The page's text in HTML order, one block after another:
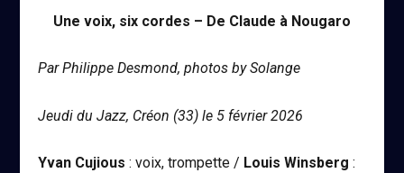
Une voix, six cordes – De Claude à Nougaro
Par Philippe Desmond, photos by Solange
Jeudi du Jazz, Créon (33) le 5 février 2026
Yvan Cujious : voix, trompette / Louis Winsberg :